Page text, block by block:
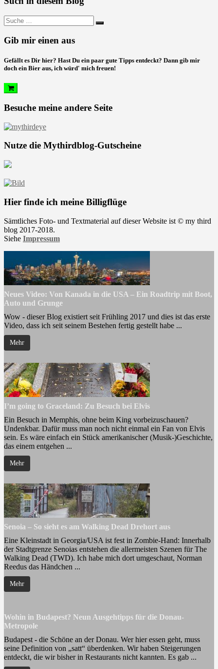
Suche
nach:
Gib mir einen aus
Gefällt es Dir hier? Hast Du ein paar gute Tipps entdeckt? Dann gib mir
doch ein Bier aus, ich würd' mich freuen!
Besuche meine andere Seite
Nutze die Mythirdblog-Gutscheine
Hier finde ich meine Billigflüge
Sämtliches Foto- und Textmaterial auf dieser Website ist © my third
blog 2017-2018.
Siehe Impressum
Neues Video: Von Kanada in die USA – Ein Roadtrip mit Boot,
Auto und Grunge
Wow - dieser Blog existiert seit Frühling 2017 und dies ist das erste
Video, dass ich seit seinem Bestehen fertig gestellt habe ...
Mehr
I’m going to Graceland: Zu Besuch bei Elvis
Ein Besuch in Memphis, ohne beim King vorbeizuschauen?
Undenkbar. Dafür muss man noch nicht einmal ein Fan von Elvis
sein. Es wäre einfach ein Stück amerikanischer (Musik-)Geschichte,
das einem entgehen ...
Mehr
Senoia – So sieht es am Walking Dead Drehort aus
Eine Kleinstadt in Georgia/USA ist fest in Zombie-Hand: Innerhalb
der Stadtgrenze Senoias entstehen die allermeisten Szenen für The
Walking Dead (TWD). Ich habe mich dort umgeschaut, Norman
Reedus das Händchen ...
Mehr
Wohin in Budapest? Neun Ausgehtipps für die Donau-
Metropole
Budapest - die Schöne an der Donau. Wer hier essen geht, muss
seine Definition von „satt“ überdenken. Wir haben Steigerungen
entdeckt, die wir bisher in Restaurants nicht kannten. Es gab ...